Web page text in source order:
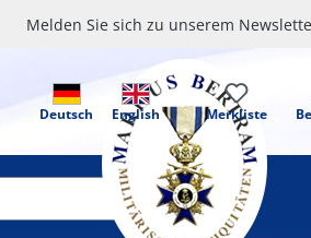
Melden Sie sich zu unserem
Deutsch English Merkliste